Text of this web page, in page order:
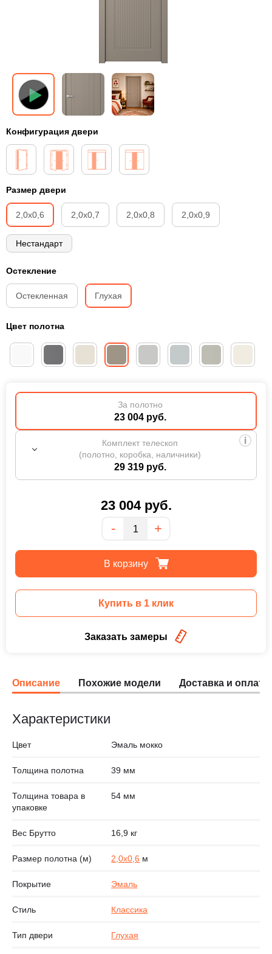
Конфигурация двери
Размер двери
2,0х0,6 2,0х0,7 2,0х0,8 2,0х0,9
Нестандарт
Остекление
Остекленная Глухая
Цвет полотна
23 004руб.
Количество
- +
За полотно
23 004 руб.
Комплект телескоп
(полотно, коробка, наличники)
29 319 руб.
В корзину
Купить в 1 клик
Заказать замеры
Описание Похожие модели Доставка и оплата
Характеристики
Цвет Эмаль мокко
Толщина полотна 39 мм
Толщина товара в
упаковке
54 мм
Вес Брутто 16,9 кг
Размер полотна (м) 2,0х0,6 м
Покрытие Эмаль
Стиль Классика
Тип двери Глухая